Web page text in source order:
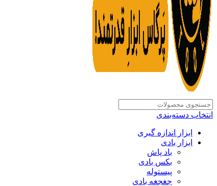
انتخاب دسته‌بندی
ابزار اندازه گیری
ابزار بادی
باد پاش
بکس بادی
پیستوله
جغجغه بادی